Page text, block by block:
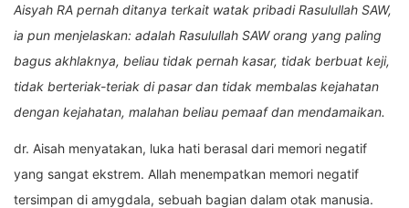
Aisyah RA pernah ditanya terkait watak pribadi Rasulullah SAW,
ia pun menjelaskan: adalah Rasulullah SAW orang yang paling
bagus akhlaknya, beliau tidak pernah kasar, tidak berbuat keji,
tidak berteriak-teriak di pasar dan tidak membalas kejahatan
dengan kejahatan, malahan beliau pemaaf dan mendamaikan.
dr. Aisah menyatakan, luka hati berasal dari memori negatif
yang sangat ekstrem. Allah menempatkan memori negatif
tersimpan di amygdala, sebuah bagian dalam otak manusia.